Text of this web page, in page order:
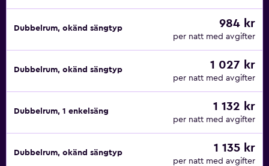
Dubbelrum, okänd sängtyp 984 kr
per natt med avgifter
Dubbelrum, okänd sängtyp 1 027 kr
per natt med avgifter
Dubbelrum, 1 enkelsäng 1 132 kr
per natt med avgifter
Dubbelrum, okänd sängtyp 1 135 kr
per natt med avgifter